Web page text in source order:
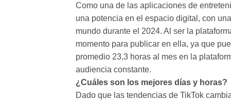
Como una de las aplicaciones de
una potencia en el espacio digital, con
mundo durante el 2024. Al ser la
momento para publicar en ella, ya que
promedio 23,3 horas al mes en la
audiencia constante.
¿Cuáles son los mejores días y horas?
Dado que las tendencias de TikTok